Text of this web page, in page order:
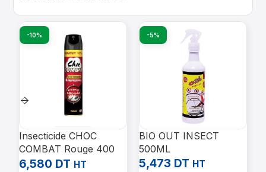
-10%
Insecticide CHOC
COMBAT Rouge 400
ml
6,580 DT HT
-5%
BIO OUT INSECT
500ML
5,473 DT HT